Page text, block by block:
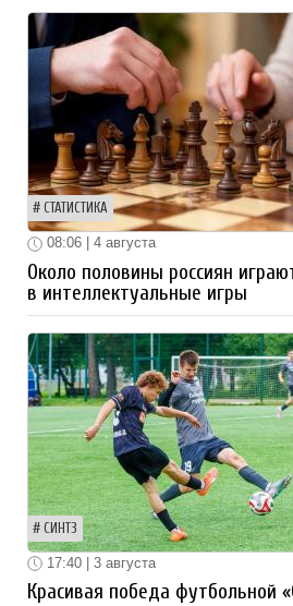
СТАТИСТИКА
08:06 | 4 августа
Около половины россиян
в интеллектуальные игры
СИНТЗ
17:40 | 3 августа
Красивая победа футбольной